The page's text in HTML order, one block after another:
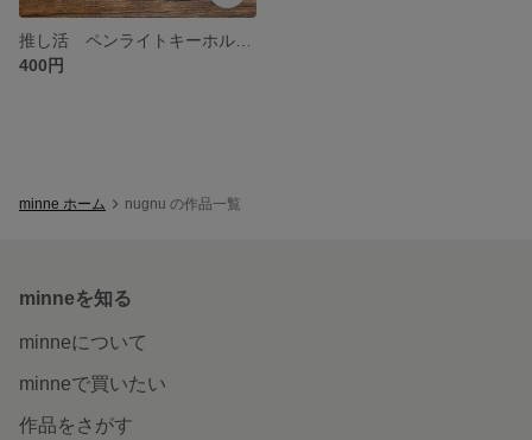
400円
minne ホーム nugnu の作品一覧
minneを知る
minneについて
minneで買いたい
作品をさがす